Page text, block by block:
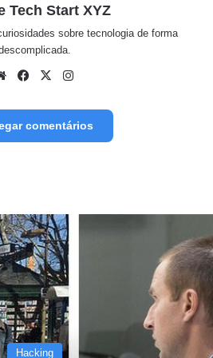
Tech Start XYZ
sobre tecnologia de forma
We
e
Fa
ook
X
am
comentários